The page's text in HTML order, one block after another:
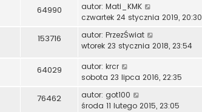
64990 autor: Mati_KMK
czwartek 24 stycznia 2019, 20:30
153716 autor: PrzezŚwiat
wtorek 23 stycznia 2018, 23:54
64029 autor: krcr
sobota 23 lipca 2016, 22:35
76462 autor: got100
środa 11 lutego 2015, 23:05